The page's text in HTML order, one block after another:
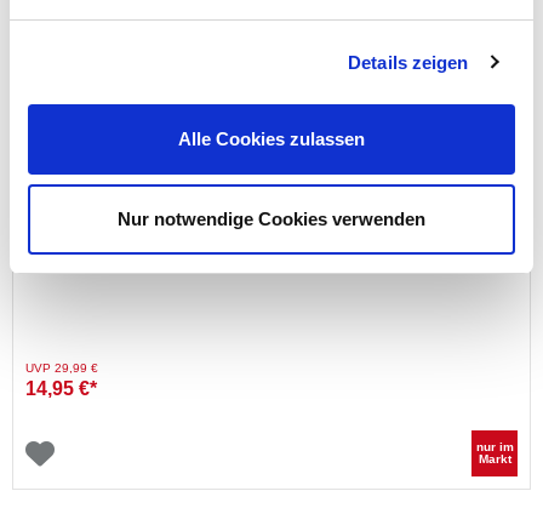
Details zeigen
Alle Cookies zulassen
Nur notwendige Cookies verwenden
LED-Solar-Wandlicht 60 LEDs BWM schwarz
Preis reduziert von
UVP 29,99 €auf
14,95 €*
nur im
Markt